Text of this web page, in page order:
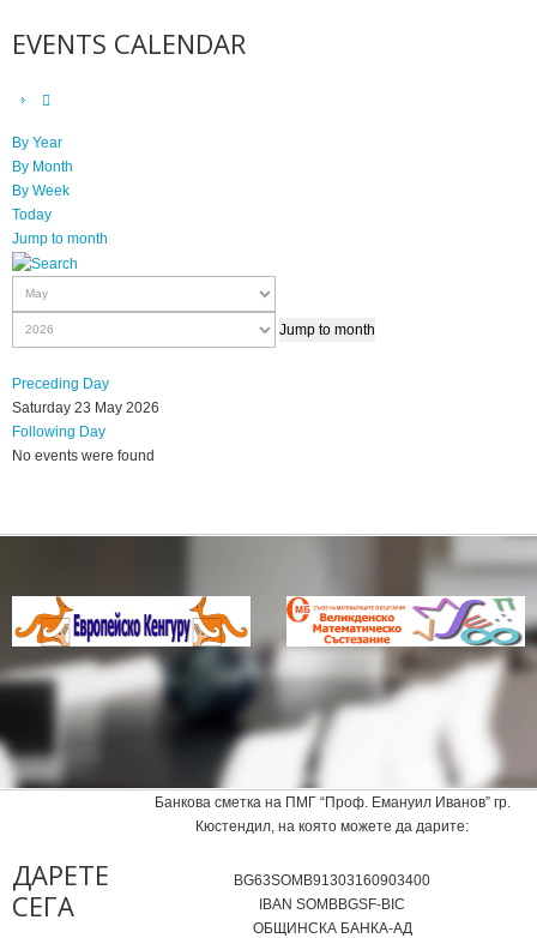
EVENTS CALENDAR
By Year
By Month
By Week
Today
Jump to month
Jump to month
Preceding Day
Saturday 23 May 2026
Following Day
No events were found
ДАРЕТЕ
СЕГА
Банкова сметка на ПМГ “Проф. Емануил Иванов” гр.
Кюстендил, на която можете да дарите:
BG63SOMB91303160903400
IВAN SOMBBGSF-BIC
ОБЩИНСКА БАНКА-АД